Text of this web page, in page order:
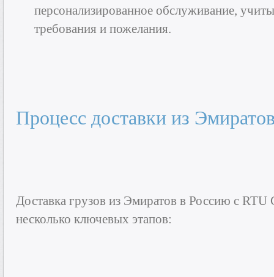
персонализированное обслуживание,
требования и пожелания.
Процесс доставки из
Доставка грузов из Эмиратов в Россию с RTU
несколько ключевых этапов: